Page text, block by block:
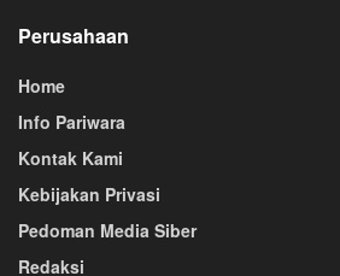
Perusahaan
Home
Info Pariwara
Kontak Kami
Kebijakan Privasi
Pedoman Media Siber
Redaksi